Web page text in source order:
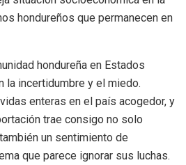
hondureños que permanecen en
hondureña en Estados
la incertidumbre y el miedo.
enteras en el país acogedor, y
trae consigo no solo
un sentimiento de
que parece ignorar sus luchas.